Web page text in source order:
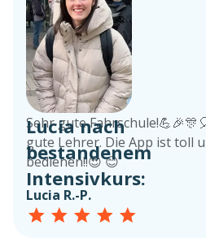
Lucia nach
bestandenem
Intensivkurs:
Sehr gute
gute Lehrer. Die App ist toll
bedienen!!😍 😊
Lucia R.-P.